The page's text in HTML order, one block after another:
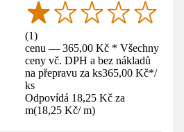
(1)
cenu — 365,00 Kč * Všechny
ceny vč. DPH a bez nákladů
na přepravu za ks365,00 Kč*/
ks
Odpovídá 18,25 Kč za
m(18,25 Kč/ m)